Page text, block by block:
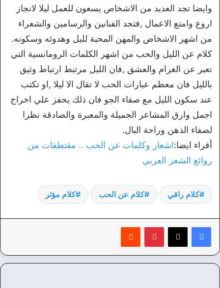
وايضا تجد العديد من الاشخاص يسعون للعمل ليلا لانجاز
اروع وامتع الاعمال ,فتجد الفنانين والرسامين والشعراء
من اشهر الاشخاص والمهن المحبة لليل وهدوئه وسكونه.
كلام عن الليل والحب من اشهر الكلمات الرومانسية التي
تعبر عن الغرام والعشق ,فان الليل مرتبط ارتباط وثيق
بالليل فان معظم عبارات الحب لا تقال الا ليلا ,او تكتب
عند سكون الليل مع صفاء الجو فان ذلك يحفز علي اخراج
اجمل وارق المشاعر الجميلة والمعبرة والصادقة نظرا
لصفاء الذهن وراحة البال.
أقراء ايضا:اشعار وكلمات عن الحب .. مقتطفات من
روائع الشعر العربي
كلام راقي كلام عن الحب كلام مؤثر
بينتيريست